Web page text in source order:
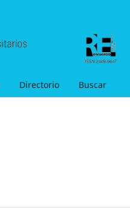
Directorio Buscar